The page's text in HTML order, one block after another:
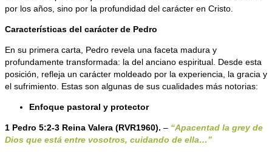
por los años, sino por la profundidad del carácter en Cristo.
Características del carácter de Pedro
En su primera carta, Pedro revela una faceta madura y
profundamente transformada: la del anciano espiritual. Desde esta
posición, refleja un carácter moldeado por la experiencia, la gracia y
el sufrimiento. Estas son algunas de sus cualidades más notorias:
Enfoque pastoral y protector
1 Pedro 5:2-3 Reina Valera (RVR1960). – “Apacentad la grey de
Dios que está entre vosotros, cuidando de ella…”